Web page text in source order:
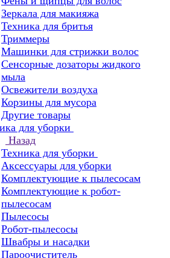
Зеркала для макияжа
Техника для бритья
Триммеры
Машинки для стрижки волос
Сенсорные дозаторы жидкого
мыла
Освежители воздуха
Корзины для мусора
Другие товары
для уборки
Назад
Техника для уборки
Аксессуары для уборки
Комплектующие к пылесосам
Комплектующие к робот-
пылесосам
Пылесосы
Робот-пылесосы
Швабры и насадки
Пароочиститель